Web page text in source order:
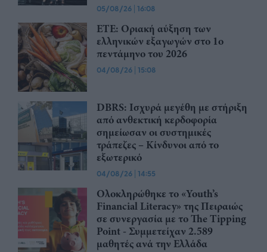
05/08/26 | 16:08
ΕΤΕ: Οριακή αύξηση των
ελληνικών εξαγωγών στο 1ο
πεντάμηνο του 2026
04/08/26 | 15:08
DBRS: Ισχυρά μεγέθη με στήριξη
από ανθεκτική κερδοφορία
σημείωσαν οι συστημικές
τράπεζες – Kίνδυνοι από το
εξωτερικό
04/08/26 | 14:55
Ολοκληρώθηκε το «Youth’s
Financial Literacy» της Πειραιώς
σε συνεργασία με το The Tipping
Point - Συμμετείχαν 2.589
μαθητές ανά την Ελλάδα